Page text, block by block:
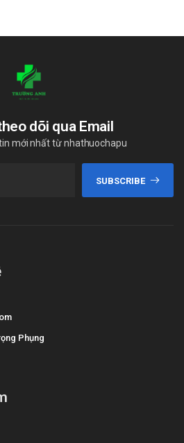
dõi qua Email
mới nhất từ nhathuochapu
SUBSCRIBE
Phụng